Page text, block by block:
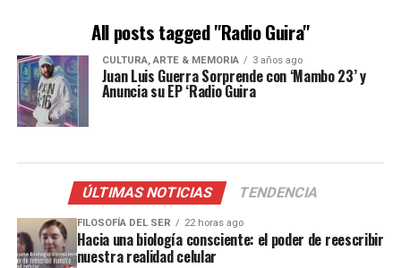
All posts tagged "Radio Guira"
CULTURA, ARTE & MEMORIA 3 años ago
Juan Luis Guerra Sorprende con ‘Mambo 23’ y
Anuncia su EP ‘Radio Guira
ÚLTIMAS NOTICIAS TENDENCIA
FILOSOFÍA DEL SER 22 horas ago
Hacia una biología consciente: el poder de reescribir
nuestra realidad celular